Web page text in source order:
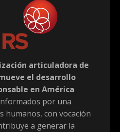
articuladora de
el desarrollo
en América
por una
humanos, con vocación
a generar la